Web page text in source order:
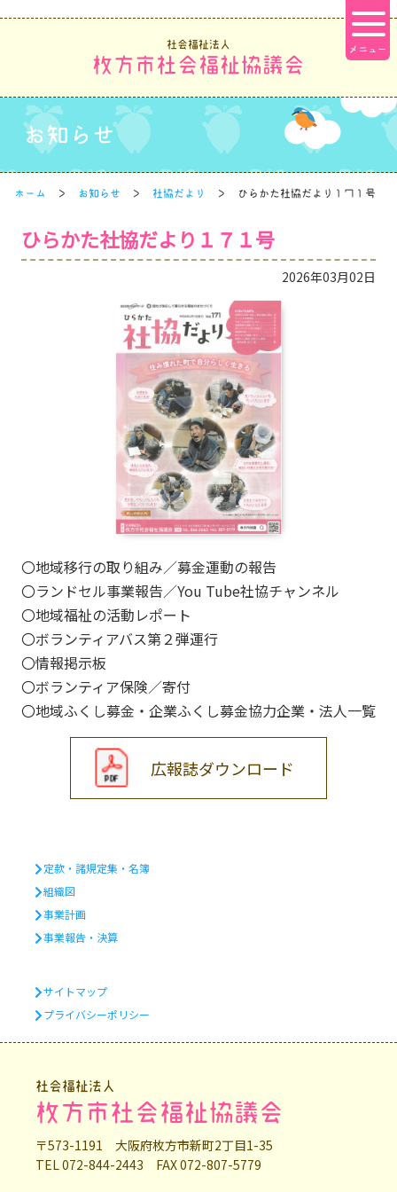
社会福祉法人
枚方市社会福祉協議会
お知らせ
ホーム お知らせ 社協だより ひらかた社協だより１７１号
ひらかた社協だより１７１号
2026年03月02日
〇地域移行の取り組み／募金運動の報告
〇ランドセル事業報告／You Tube社協チャンネル
〇地域福祉の活動レポート
〇ボランティアバス第２弾運行
〇情報掲示板
〇ボランティア保険／寄付
〇地域ふくし募金・企業ふくし募金協力企業・法人一覧
広報誌ダウンロード
定款・諸規定集・名簿
組織図
事業計画
事業報告・決算
サイトマップ
プライバシーポリシー
社会福祉法人
枚方市社会福祉協議会
〒573-1191 大阪府枚方市新町2丁目1-35
TEL 072-844-2443 FAX 072-807-5779